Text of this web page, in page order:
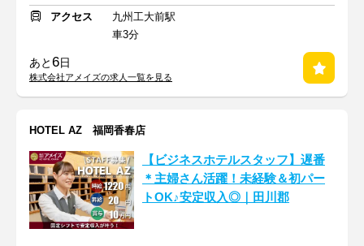
アクセス
九州工大前駅
車3分
あと6日
株式会社アメイズの求人一覧を見る
HOTEL AZ 福岡香春店
【ビジネスホテルスタッフ】遅番
＊主婦さん活躍！未経験＆初パー
トOK♪安定収入◎｜田川郡